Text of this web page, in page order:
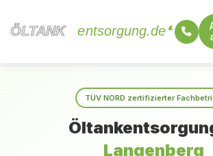
ÖLTANK
ÖLTANK entsorgung.de
TÜV NORD zertifizierter
Langenberg